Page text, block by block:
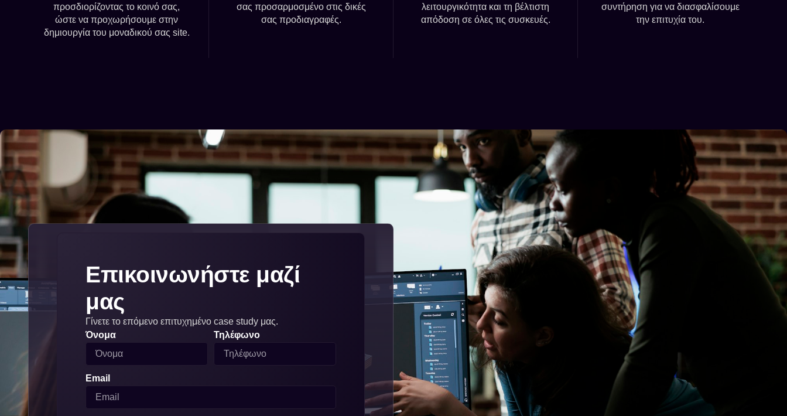
προσδιορίζοντας το κοινό σας,
ώστε να προχωρήσουμε στην
δημιουργία του μοναδικού σας site.
σας προσαρμοσμένο στις δικές
σας προδιαγραφές.
λειτουργικότητα και τη βέλτιστη
απόδοση σε όλες τις συσκευές.
συντήρηση για να διασφαλίσουμε
την επιτυχία του.
Επικοινωνήστε μαζί
μας
Γίνετε το επόμενο επιτυχημένο case study μας.
Όνομα
Τηλέφωνο
Email